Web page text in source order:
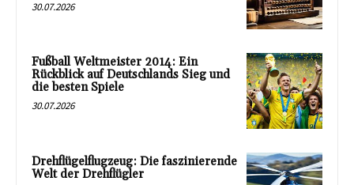
30.07.2026
Fußball Weltmeister 2014: Ein
Rückblick auf Deutschlands Sieg und
die besten Spiele
30.07.2026
Drehflügelflugzeug: Die faszinierende
Welt der Drehflügler